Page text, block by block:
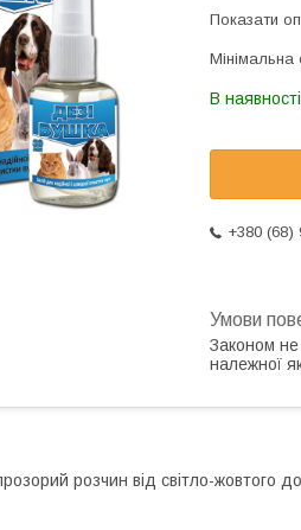
Показати
В наявності
+380 (68)
Законом
належної
розчин від світло-жовтого